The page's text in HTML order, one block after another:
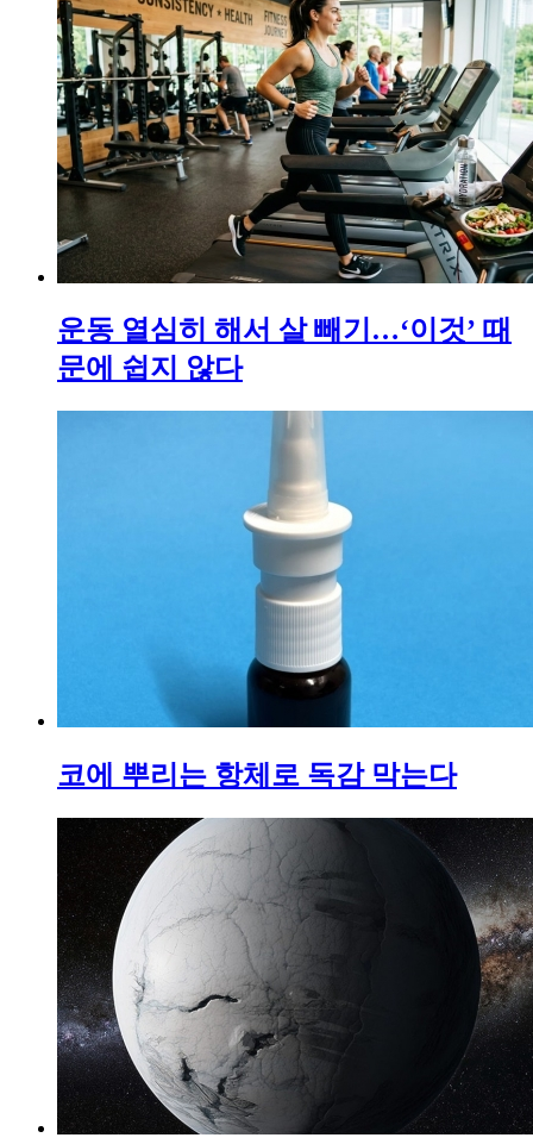
운동 열심히 해서 살 빼기…‘이것’ 때
문에 쉽지 않다
코에 뿌리는 항체로 독감 막는다